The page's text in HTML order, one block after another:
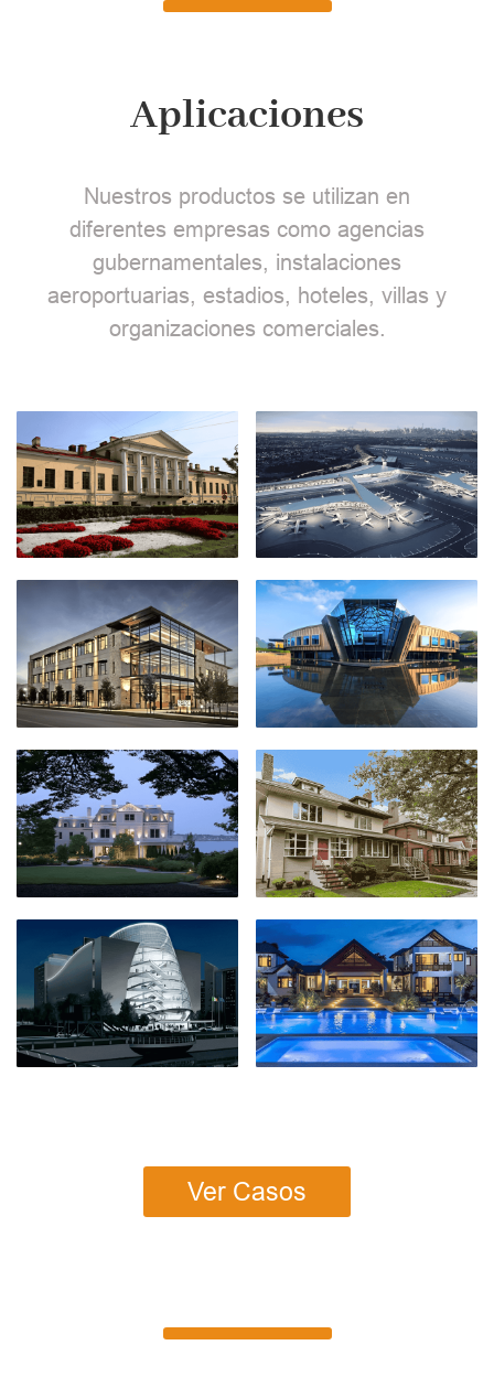
Aplicaciones
Nuestros productos se utilizan en
diferentes empresas como agencias
gubernamentales, instalaciones
aeroportuarias, estadios, hoteles, villas y
organizaciones comerciales.
Ver Casos